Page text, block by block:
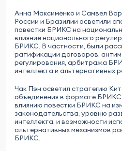
Анна Максименко и Самвел
России и Бразилии осветили
повестки БРИКС на
влияние национального
БРИКС. В частности, были
ратификации договоров,
регулирования, арбитража
интеллекта и альтернативных
Чак Пэн осветил стратегию
объединения в формате
влиянию повестки БРИКС на
законодательства, уровню
интеллекта, и возможности
альтернативных механизмов
БРИКС.